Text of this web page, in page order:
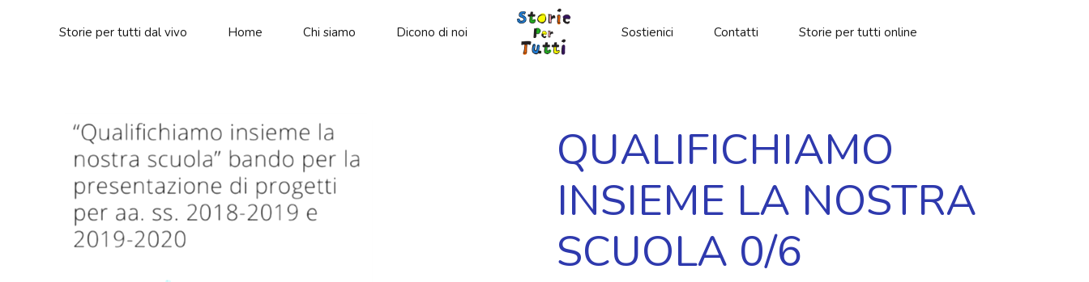
Storie per tutti dal vivo Home Chi siamo Dicono di noi Sostienici Contatti Storie per tutti online
QUALIFICHIAMO
INSIEME LA NOSTRA
SCUOLA 0/6